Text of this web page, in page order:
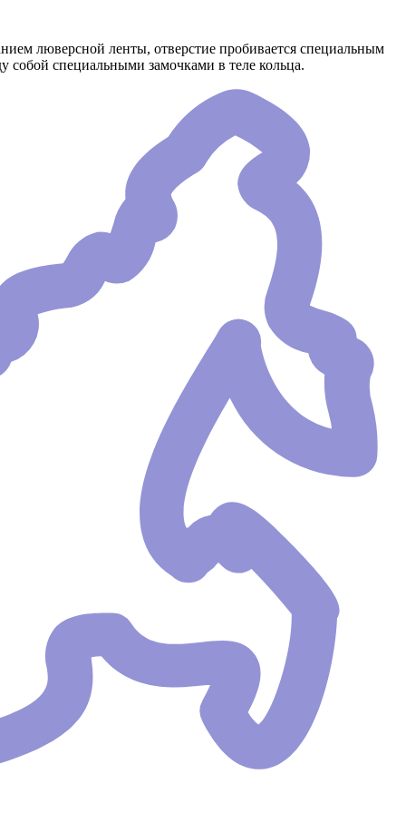
люверсной ленты, отверстие пробивается специальным
специальными замочками в теле кольца.